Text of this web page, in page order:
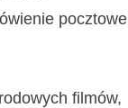
pocztowe
filmów,